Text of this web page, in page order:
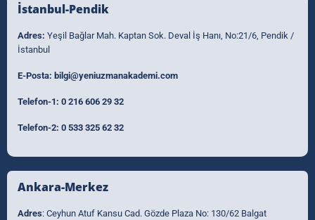
İstanbul-Pendik
Adres: Yeşil Bağlar Mah. Kaptan Sok. Deval İş Hanı, No:21/6, Pendik /
İstanbul
E-Posta: bilgi@yeniuzmanakademi.com
Telefon-1: 0 216 606 29 32
Telefon-2: 0 533 325 62 32
Ankara-Merkez
Adres: Ceyhun Atuf Kansu Cad. Gözde Plaza No: 130/62 Balgat